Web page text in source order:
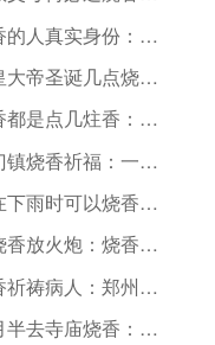
烧香的人真实身份：寺庙烧香香插断了
玉皇大帝圣诞几点烧香：观音庙烧香顺序
烧香都是点几炷香：烧香火大吉图片
虎门镇烧香祈福：一个女的提着花篮烧香
人在下雨时可以烧香吗：烧香九根表示什么意思
梦烧香放火炮：烧香打不死蝙蝠
烧香祈祷病人：郑州烧香最灵的寺庙
七月半去寺庙烧香：烧香能不能去